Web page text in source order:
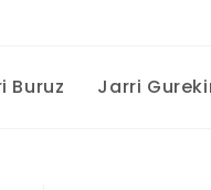
Buruz Jarri